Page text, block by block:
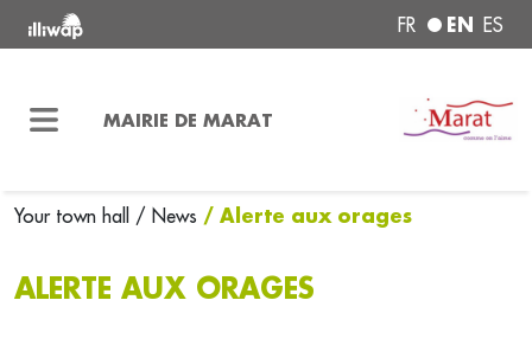
FR EN ES
MAIRIE DE MARAT
Your town hall / News / Alerte aux orages
ALERTE AUX ORAGES